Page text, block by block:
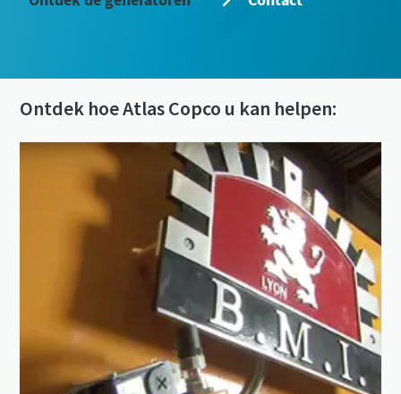
Ontdek hoe Atlas Copco u kan helpen: